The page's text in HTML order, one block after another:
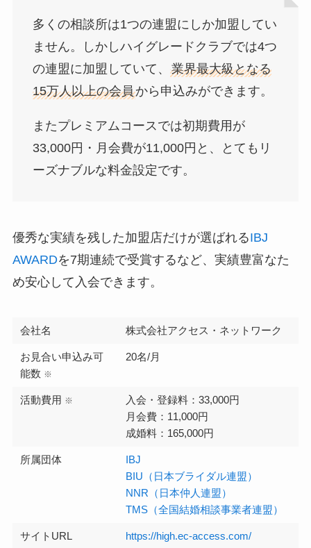
多くの相談所は1つの連盟にしか加盟してい
ません。しかしハイグレードクラブでは4つ
の連盟に加盟していて、 業界最大級となる
15万人以上の会員から申込みができます。
またプレミアムコースでは初期費用が
33,000円・月会費が11,000円と、とてもリ
ーズナブルな料金設定です。
優秀な実績を残した加盟店だけが選ばれるIBJ
AWARDを7期連続で受賞するなど、実績豊富なた
め安心して入会できます。
会社名 株式会社アクセス・ネットワーク
お見合い申込み可
能数 ※
20名/月
活動費用 ※
入会・登録料：33,000円
月会費：11,000円
成婚料：165,000円
所属団体
IBJ
BIU（日本ブライダル連盟）
NNR（日本仲人連盟）
TMS（全国結婚相談事業者連盟）
サイトURL https://high.ec-access.com/